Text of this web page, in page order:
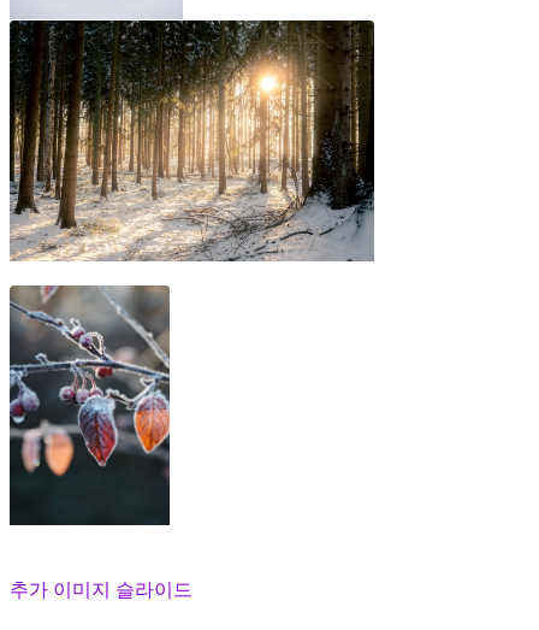
추가 이미지 슬라이드